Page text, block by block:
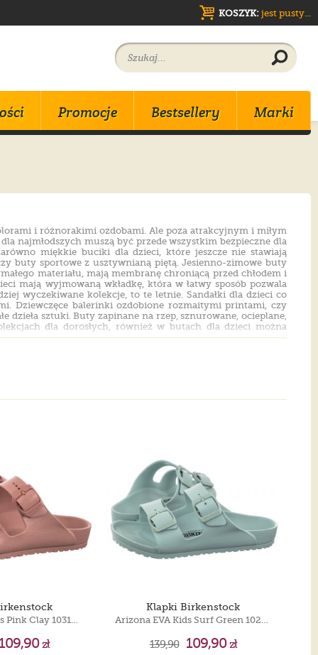
KOSZYK: jest pusty...
Promocje
Nowości
Bestsellery
Promocje
Nowości
Bestsellery
Promocje
Nowości
Bestsellery
Promocje Bestsellery Marki
i różnorakimi ozdobami. Ale poza atrakcyjnym i miłym
najmłodszych muszą być przede wszystkim bezpieczne dla
miękkie buciki dla dzieci, które jeszcze nie stawiają
buty sportowe z usztywnianą piętą. Jesienno-zimowe buty
materiału, mają membranę chroniącą przed chłodem i
mają wyjmowaną wkładkę, która w łatwy sposób pozwala
wyczekiwane kolekcje, to te letnie. Sandałki dla dzieci co
Dziewczęce balerinki ozdobione rozmaitymi printami, czy
dzieła sztuki. Buty zapinane na rzep, sznurowane, ocieplane,
dla dorosłych, również w butach dla dzieci można
109,90zł
Klapki Birkenstock
139,90 109,90zł